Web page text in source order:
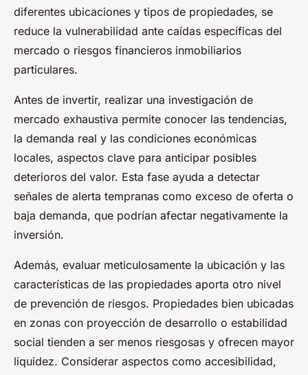
diferentes ubicaciones y tipos de propiedades, se
reduce la vulnerabilidad ante caídas específicas del
mercado o riesgos financieros inmobiliarios
particulares.
Antes de invertir, realizar una investigación de
mercado exhaustiva permite conocer las tendencias,
la demanda real y las condiciones económicas
locales, aspectos clave para anticipar posibles
deterioros del valor. Esta fase ayuda a detectar
señales de alerta tempranas como exceso de oferta o
baja demanda, que podrían afectar negativamente la
inversión.
Además, evaluar meticulosamente la ubicación y las
características de las propiedades aporta otro nivel
de prevención de riesgos. Propiedades bien ubicadas
en zonas con proyección de desarrollo o estabilidad
social tienden a ser menos riesgosas y ofrecen mayor
liquidez. Considerar aspectos como accesibilidad,